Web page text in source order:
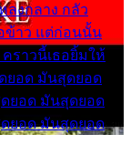
ลงกลาง กลัว
ข้าว แต่ก่อนนั้น
คราวนี้เธอยิ้มให้
ยอด มันสุดยอด
ยอด มันสุดยอด
ยอด มันสุดยอด